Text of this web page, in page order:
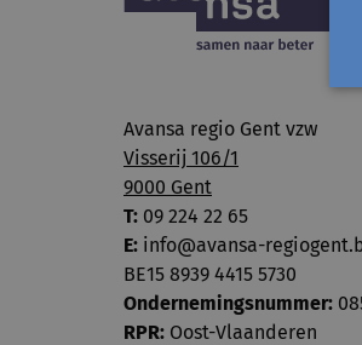
Avansa regio Gent vzw
Visserij 106/1
9000 Gent
T: 09 224 22 65
E: info@avansa-
BE15 8939 4415 5730
Ondernemingsnummer:
RPR: Oost-Vlaanderen